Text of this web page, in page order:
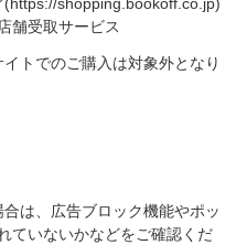
shopping.bookoff.co.jp)
舗受取サービス
トでのご購入は対象外となり
は、広告ブロック機能やポッ
ていないかなどをご確認くだ